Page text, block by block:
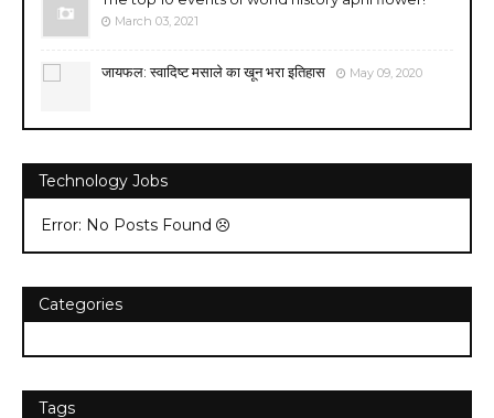
March 03, 2021
जायफल: स्वादिष्ट मसाले का खून भरा इतिहास May 09, 2020
Technology Jobs
Error: No Posts Found
Categories
Tags